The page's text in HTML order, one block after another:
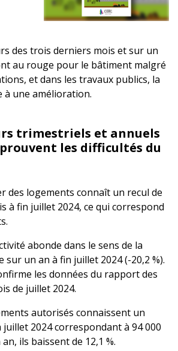
des trois derniers mois et sur un
au rouge pour le bâtiment malgré
et dans les travaux publics, la
à une amélioration.
trimestriels et annuels
les difficultés du
des logements connaît un recul de
à fin juillet 2024, ce qui correspond
abonde dans le sens de la
sur un an à fin juillet 2024 (-20,2 %).
les données du rapport des
de juillet 2024.
autorisés connaissent un
juillet 2024 correspondant à 94 000
ils baissent de 12,1 %.